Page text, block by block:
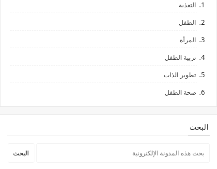
التغذية
الطفل
المرأة
تربية الطفل
تطوير الذات
صحة الطفل
البحث